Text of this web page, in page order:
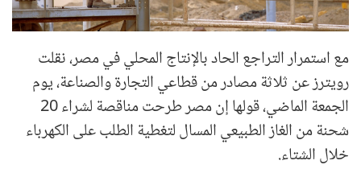
مع استمرار التراجع الحاد بالإنتاج المحلي في مصر، نقلت
رويترز عن ثلاثة مصادر من قطاعي التجارة والصناعة، يوم
الجمعة الماضي، قولها إن مصر طرحت مناقصة لشراء 20
شحنة من الغاز الطبيعي المسال لتغطية الطلب على الكهرباء
خلال الشتاء.